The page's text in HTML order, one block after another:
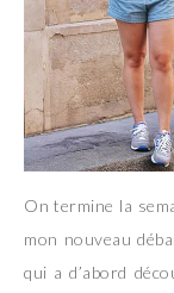
On termine la
mon nouveau
qui a d’abord